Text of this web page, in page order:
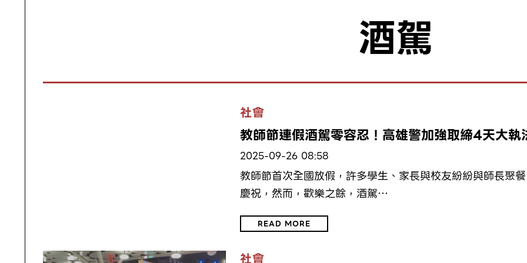
酒駕
社會
教師節連假酒駕零容忍！高雄警加強取締4天大執
2025-09-26 08:58
教師節首次全國放假，許多學生、家長與校友紛紛與師長聚餐
慶祝，然而，歡樂之餘，酒駕…
READ MORE
社會